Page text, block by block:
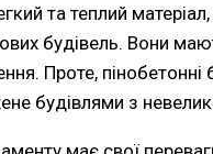
та теплий
будівель. Вони
Проте,
будівлями з